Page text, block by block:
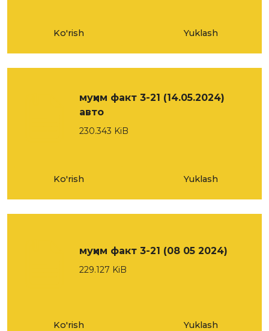
Ko'rish Yuklash
муҳим факт 3-21 (14.05.2024)
авто
230.343 KiB
Ko'rish Yuklash
муҳим факт 3-21 (08 05 2024)
229.127 KiB
Ko'rish Yuklash